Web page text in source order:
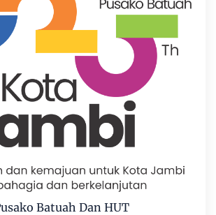
Batuah Dan HUT